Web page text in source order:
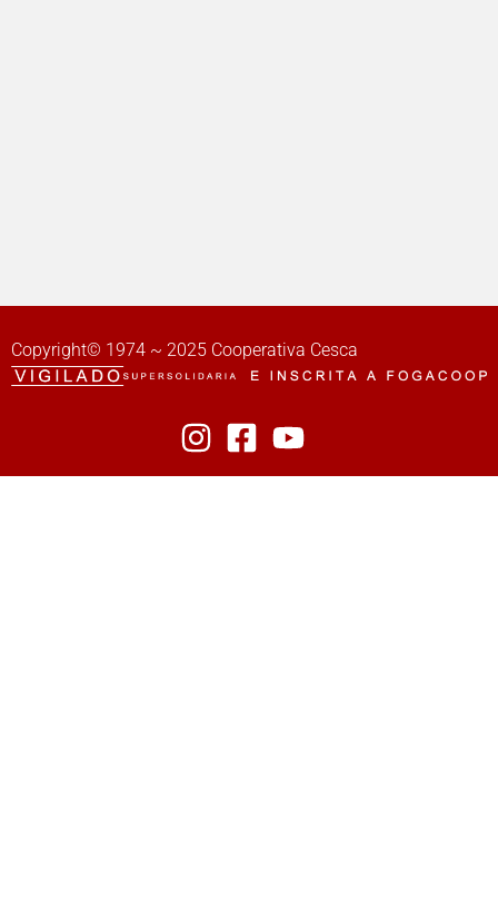
Copyright© 1974 ~ 2025 Cooperativa Cesca